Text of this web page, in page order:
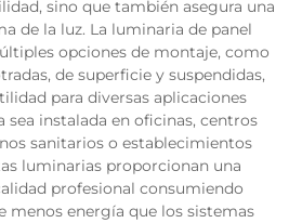
sino que también asegura una
de la luz. La luminaria de panel
opciones de montaje, como
de superficie y suspendidas,
para diversas aplicaciones
sea instalada en oficinas, centros
sanitarios o establecimientos
luminarias proporcionan una
profesional consumiendo
menos energía que los sistemas